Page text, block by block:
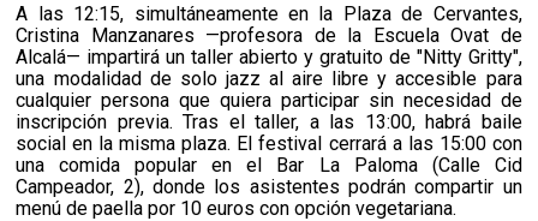
A las 12:15, simultáneamente en la Plaza de Cervantes,
Cristina Manzanares —profesora de la Escuela Ovat de
Alcalá— impartirá un taller abierto y gratuito de "Nitty Gritty",
una modalidad de solo jazz al aire libre y accesible para
cualquier persona que quiera participar sin necesidad de
inscripción previa. Tras el taller, a las 13:00, habrá baile
social en la misma plaza. El festival cerrará a las 15:00 con
una comida popular en el Bar La Paloma (Calle Cid
Campeador, 2), donde los asistentes podrán compartir un
menú de paella por 10 euros con opción vegetariana.